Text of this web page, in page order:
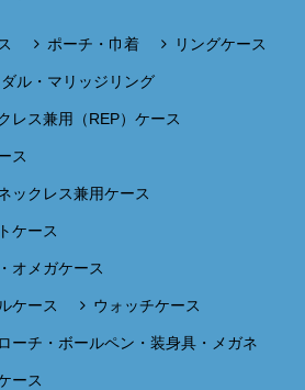
ポーチ・巾着 リングケース
ル・マリッジリング
レス兼用（REP）ケース
ス
ックレス兼用ケース
ケース
オメガケース
ケース ウォッチケース
ーチ・ボールペン・装身具・メガネ
ース